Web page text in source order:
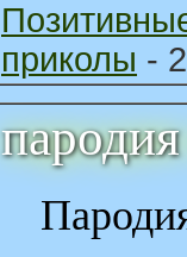
приколы -